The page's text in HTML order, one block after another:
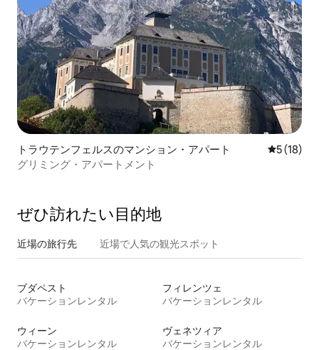
トラウテンフェルスのマンション・アパート レビュー
5 (18)
グリミング・アパートメント
ぜひ訪⁠れ⁠た⁠い目⁠的⁠地
近場の旅行先 近場で人気の観光スポット
ブダペスト
バケーションレンタル
フィレンツェ
バケーションレンタル
ウィーン
バケーションレンタル
ヴェネツィア
バケーションレンタル